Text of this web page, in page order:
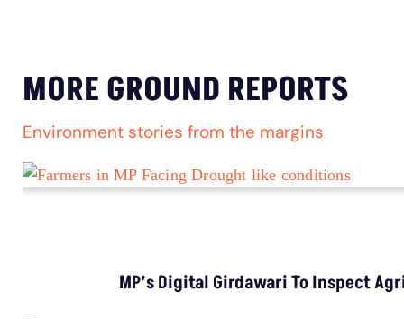
MORE GROUND REPORTS
Environment stories from the margins
MP’s Digital Girdawari To Inspect